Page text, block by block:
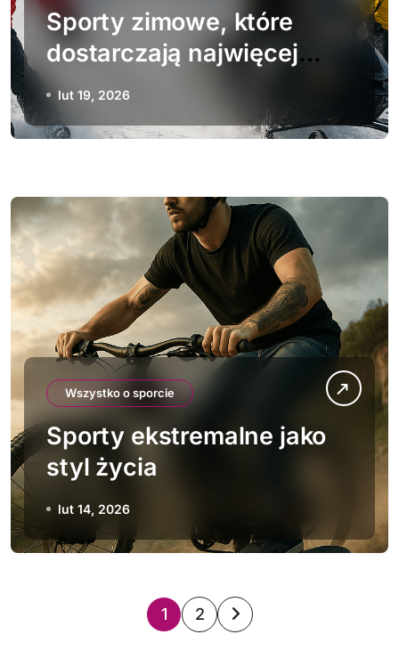
Sporty zimowe, które
dostarczają najwięcej
adrenaliny
lut 19, 2026
Wszystko o sporcie
Sporty ekstremalne jako
styl życia
lut 14, 2026
S1 2